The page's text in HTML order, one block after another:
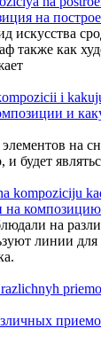
на
искусства
также как
и
на
и будет
композицию
на
линии для